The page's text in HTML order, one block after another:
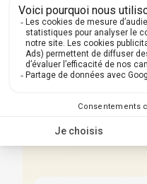
posées par